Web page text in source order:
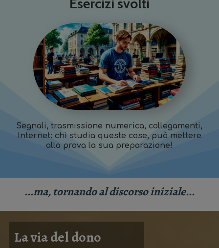
Segnali, trasmissione numerica, collegamenti,
Internet: chi studia queste cose, può mettere
alla prova la sua preparazione!
...ma, tornando al discorso iniziale...
La via del dono